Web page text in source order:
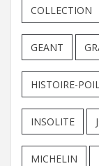
COLLECTION
GEANT
HISTOIRE-
INSOLITE
MICHELIN